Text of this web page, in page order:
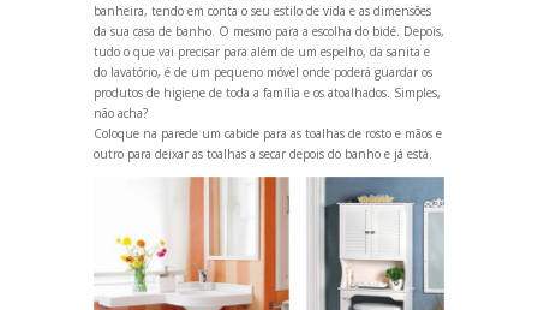
banheira, tendo em conta o seu estilo de vida e as dimensões
da sua casa de banho. O mesmo para a escolha do bidé. Depois,
tudo o que vai precisar para além de um espelho, da sanita e
do lavatório, é de um pequeno móvel onde poderá guardar os
produtos de higiene de toda a família e os atoalhados. Simples,
não acha?
Coloque na parede um cabide para as toalhas de rosto e mãos e
outro para deixar as toalhas a secar depois do banho e já está.